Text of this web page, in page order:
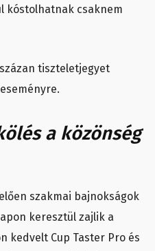
kóstolhatnak csaknem
tiszteletjegyet
a közönség
szakmai bajnokságok
keresztül zajlik a
kedvelt Cup Taster Pro és